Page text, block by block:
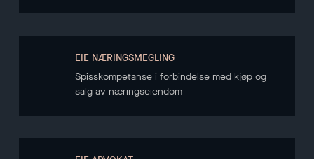
EIE NÆRINGSMEGLING
Spisskompetanse i forbindelse med kjøp og
salg av næringseiendom